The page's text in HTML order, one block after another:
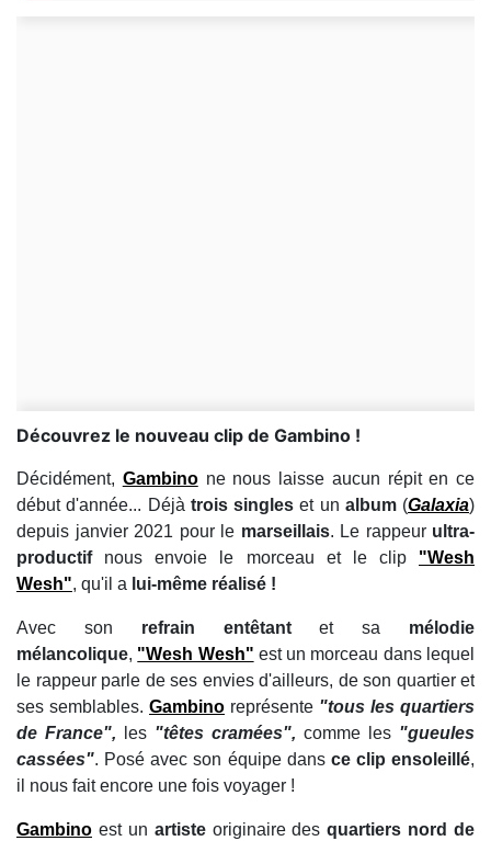
Découvrez le nouveau clip de Gambino !
Décidément, Gambinone nous laisse aucun répit en ce
début d'année... Déjà trois singles et un album(Galaxia)
depuis janvier 2021 pour le marseillais. Le rappeur ultra-
productifnous envoie le morceau et le clip "Wesh
Wesh", qu'il a lui-même réalisé !
Avec son refrain entêtantet sa mélodie
mélancolique, "Wesh Wesh" est un morceau dans lequel
le rappeur parle de ses envies d'ailleurs, de son quartier et
ses semblables. Gambino représente "tous les quartiers
de France",
les "têtes cramées", comme les "gueules
cassées". Posé avec son équipe dans ce clip ensoleillé,
il nous fait encore une fois voyager !
Gambino est un artiste originaire des quartiers nord de